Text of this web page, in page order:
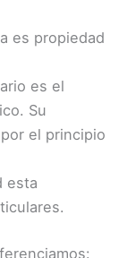
es propiedad
es el
Su
el principio
esta